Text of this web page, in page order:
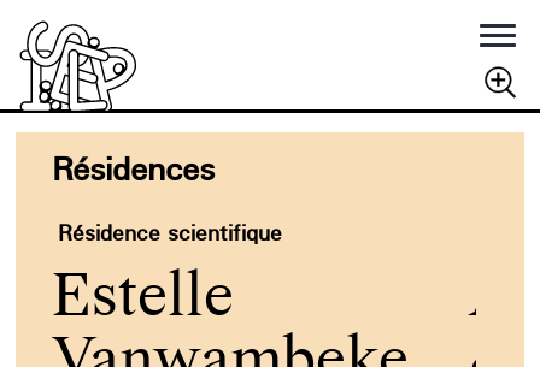
RECHERCHER
Résidences
Résidence scientifique
Estelle